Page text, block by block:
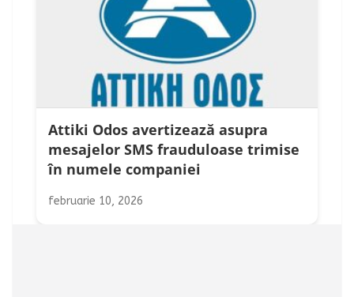
Attiki Odos avertizează asupra
mesajelor SMS frauduloase trimise
în numele companiei
februarie 10, 2026